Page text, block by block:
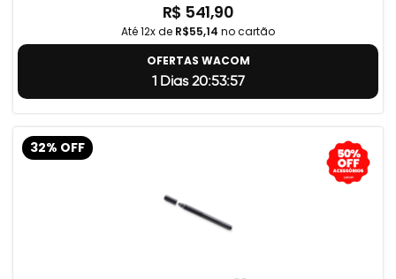
R$ 541,90
Até 12x de R$55,14 no cartão
OFERTAS WACOM
1 Dias 20:53:56
32% OFF